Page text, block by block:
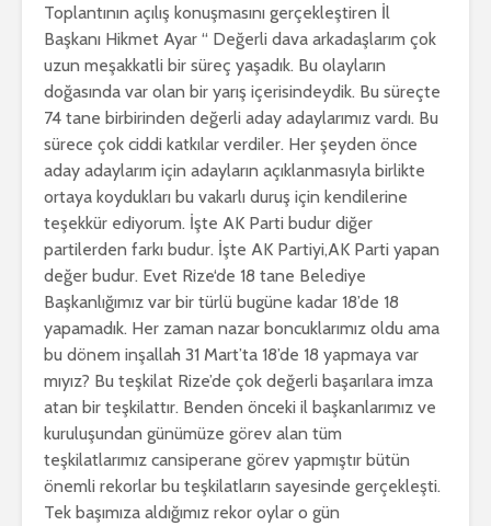
Toplantının açılış konuşmasını gerçekleştiren İl
Başkanı Hikmet Ayar “ Değerli dava arkadaşlarım çok
uzun meşakkatli bir süreç yaşadık. Bu olayların
doğasında var olan bir yarış içerisindeydik. Bu süreçte
74 tane birbirinden değerli aday adaylarımız vardı. Bu
sürece çok ciddi katkılar verdiler. Her şeyden önce
aday adaylarım için adayların açıklanmasıyla birlikte
ortaya koydukları bu vakarlı duruş için kendilerine
teşekkür ediyorum. İşte AK Parti budur diğer
partilerden farkı budur. İşte AK Partiyi,AK Parti yapan
değer budur. Evet Rize‘de 18 tane Belediye
Başkanlığımız var bir türlü bugüne kadar 18’de 18
yapamadık. Her zaman nazar boncuklarımız oldu ama
bu dönem inşallah 31 Mart’ta 18’de 18 yapmaya var
mıyız? Bu teşkilat Rize’de çok değerli başarılara imza
atan bir teşkilattır. Benden önceki il başkanlarımız ve
kuruluşundan günümüze görev alan tüm
teşkilatlarımız cansiperane görev yapmıştır bütün
önemli rekorlar bu teşkilatların sayesinde gerçekleşti.
Tek başımıza aldığımız rekor oylar o gün